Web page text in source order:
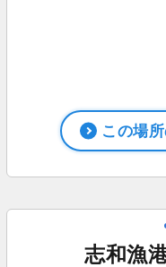
この場
志和漁